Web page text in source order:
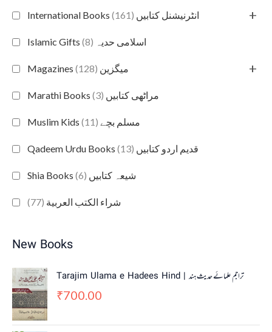
International Books انٹرنیشنل کتابیں (161) +
Islamic Gifts اسلامی حدیہ (8)
Magazines میگزین (128) +
Marathi Books مراٹھی کتابیں (3)
Muslim Kids مسلم بچے (11)
Qadeem Urdu Books قدیم اردو کتابیں (13)
Shia Books شیعہ کتابیں (6)
شراء الكتب العربية (77)
New Books
Tarajim Ulama e Hadees Hind | تراجم علمائے حديث ہند
₹700.00